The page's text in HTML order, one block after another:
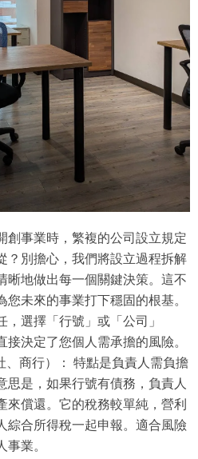
創事業時，繁複的公司設立規定
？別擔心，我們將設立過程拆解
晰地做出每一個關鍵決策。這不
您未來的事業打下穩固的根基。
選擇「行號」或「公司」
接決定了您個人需承擔的風險。
、商行）： 特點是負責人需負擔
思是，如果行號有債務，負責人
來償還。它的稅務較單純，營利
綜合所得稅一起申報。適合風險
業。